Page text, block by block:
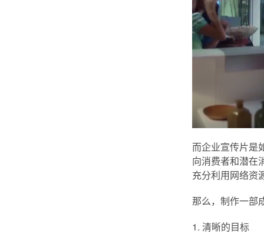
而企业宣传片是
向消费者和潜在
充分利用网络资
那么，制作一部
1. 清晰的目标